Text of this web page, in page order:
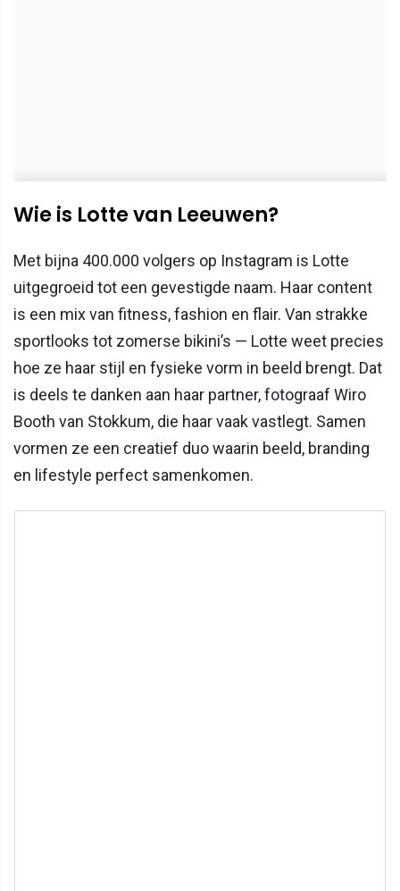
Wie is Lotte van Leeuwen?
Met bijna 400.000 volgers op Instagram is Lotte
uitgegroeid tot een gevestigde naam. Haar content
is een mix van fitness, fashion en flair. Van strakke
sportlooks tot zomerse bikini’s — Lotte weet precies
hoe ze haar stijl en fysieke vorm in beeld brengt. Dat
is deels te danken aan haar partner, fotograaf Wiro
Booth van Stokkum, die haar vaak vastlegt. Samen
vormen ze een creatief duo waarin beeld, branding
en lifestyle perfect samenkomen.